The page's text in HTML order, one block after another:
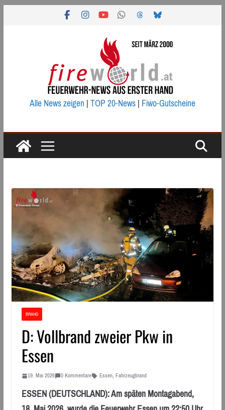
Alle News zeigen|TOP 20-News|Fiwo-Gutscheine
BRAND
D: Vollbrand zweier Pkw in
Essen
19. Mai 2026 0 Kommentare Essen, Fahrzeugbrand
ESSEN (DEUTSCHLAND): Am späten Montagabend,